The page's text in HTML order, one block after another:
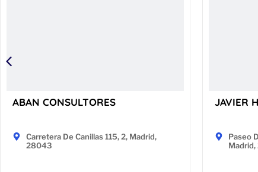
ABAN CONSULTORES
Carretera De Canillas 115, 2, Madrid,
28043
JAVIER
Paseo